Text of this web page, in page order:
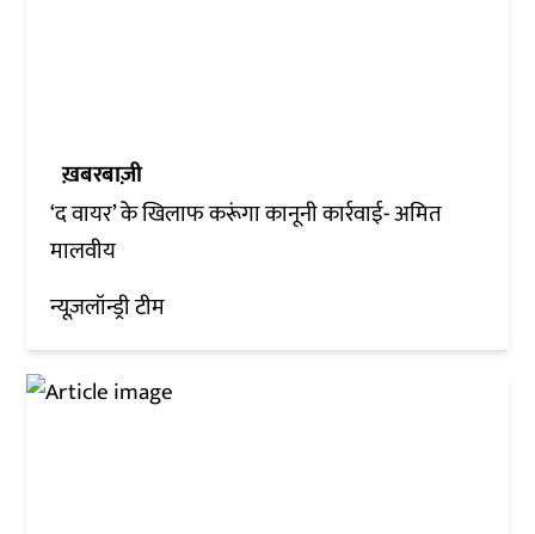
ख़बरबाज़ी
‘द वायर’ के खिलाफ करूंगा कानूनी कार्रवाई- अमित
मालवीय
न्यूज़लॉन्ड्री टीम